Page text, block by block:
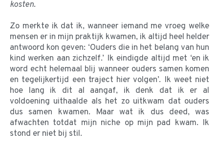
kosten.
Zo merkte ik dat ik, wanneer iemand me vroeg welke
mensen er in mijn praktijk kwamen, ik altijd heel helder
antwoord kon geven: ‘Ouders die in het belang van hun
kind werken aan zichzelf.’ Ik eindigde altijd met ‘en ik
word echt helemaal blij wanneer ouders samen komen
en tegelijkertijd een traject hier volgen’. Ik weet niet
hoe lang ik dit al aangaf, ik denk dat ik er al
voldoening uithaalde als het zo uitkwam dat ouders
dus samen kwamen. Maar wat ik dus deed, was
afwachten totdat mijn niche op mijn pad kwam. Ik
stond er niet bij stil.